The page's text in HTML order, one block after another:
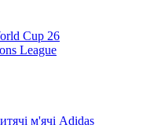
Cup 26
League
м'ячі Adidas